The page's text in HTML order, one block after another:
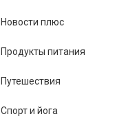
Новости плюс
Продукты питания
Путешествия
Спорт и йога